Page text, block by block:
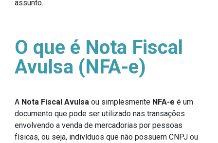
assunto.
O que é Nota Fiscal
Avulsa (NFA-e)
A Nota Fiscal Avulsa ou simplesmente NFA-e é um
documento que pode ser utilizado nas transações
envolvendo a venda de mercadorias por pessoas
físicas, ou seja, indivíduos que não possuem CNPJ ou